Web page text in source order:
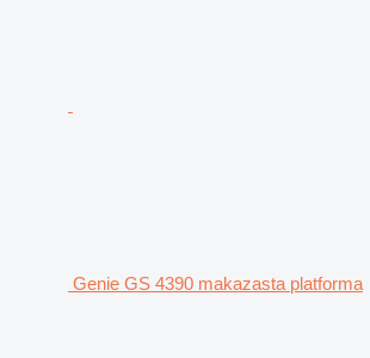
Genie GS 4390 makazasta platforma